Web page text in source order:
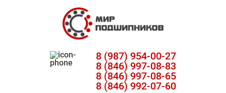
8 (987) 954-00-27
8 (846) 997-08-83
8 (846) 997-08-65
8 (846) 992-07-60